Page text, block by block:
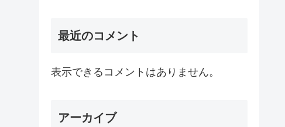
最近のコメント
表示できるコメントはありません。
アーカイブ